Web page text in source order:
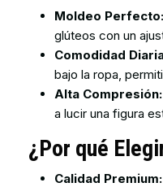
Moldeo Perfecto:
glúteos con un
Comodidad
bajo la ropa,
Alta Compresión:
a lucir una figura
¿Por qué
Calidad Premium: